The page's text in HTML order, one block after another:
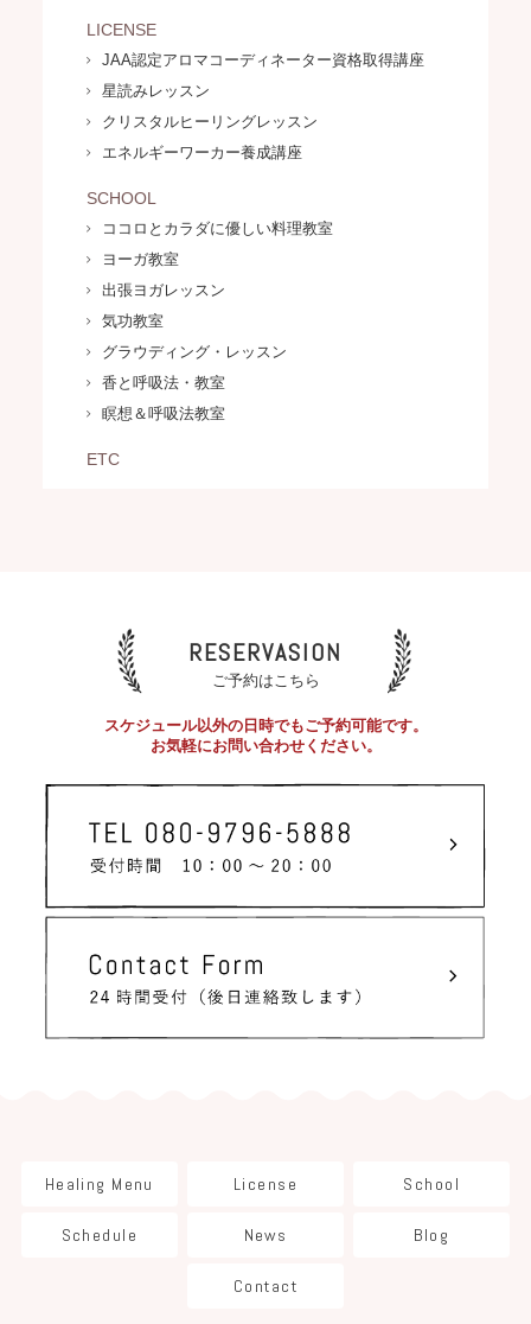
LICENSE
JAA認定アロマコーディネーター資格取得講座
星読みレッスン
クリスタルヒーリングレッスン
エネルギーワーカー養成講座
SCHOOL
ココロとカラダに優しい料理教室
ヨーガ教室
出張ヨガレッスン
気功教室
グラウディング・レッスン
香と呼吸法・教室
瞑想＆呼吸法教室
ETC
RESERVASION
ご予約はこちら
スケジュール以外の日時でもご予約可能です。
お気軽にお問い合わせください。
Healing Menu License School
Schedule News Blog
Contact